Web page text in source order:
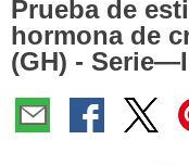
Prueba de
hormona de
(GH) -